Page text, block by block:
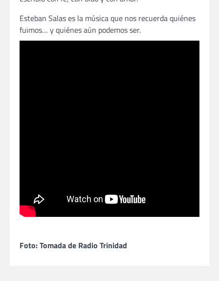
Esteban Salas es la música que nos recuerda quiénes
fuimos… y quiénes aún podemos ser.
Foto: Tomada de Radio Trinidad